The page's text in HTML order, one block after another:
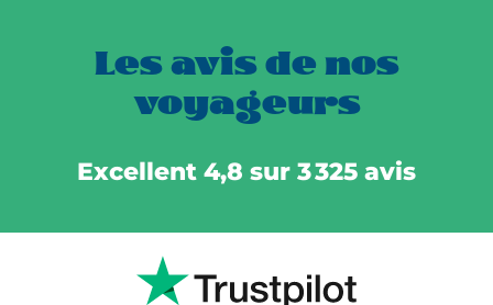
Les avis de nos
voyageurs
Excellent 4,8 sur 3 325 avis